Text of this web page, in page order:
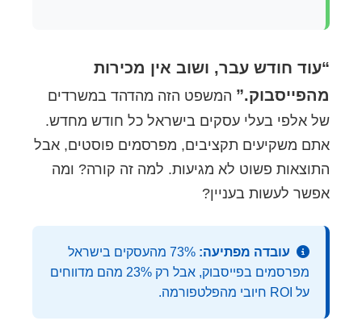
“עוד חודש עבר, ושוב אין מכירות
מהפייסבוק.” המשפט הזה מהדהד במשרדים
של אלפי בעלי עסקים בישראל כל חודש מחדש.
אתם משקיעים תקציבים, מפרסמים פוסטים, אבל
התוצאות פשוט לא מגיעות. למה זה קורה? ומה
אפשר לעשות בעניין?
עובדה מפתיעה:
73% מהעסקים בישראל
מפרסמים בפייסבוק, אבל רק 23% מהם מדווחים
על ROI חיובי מהפלטפורמה.